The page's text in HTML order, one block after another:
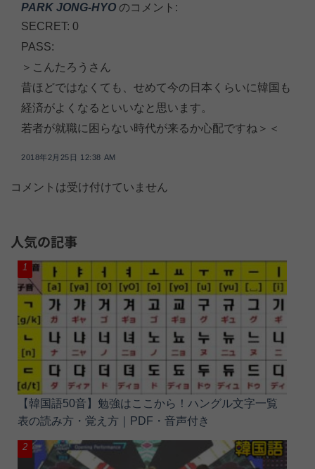
PARK JONG-HYO のコメント:
SECRET: 0
PASS:
＞こんたろうさん
昔ほどではなくても、せめて今の日本くらいに韓国も
経済がよくなるといいなと思います。
若者が就職に困らない時代が来るか心配ですね＞＜
2018年2月25日 12:38 AM
コメントは受け付けていません
人気の記事
【韓国語50音】勉強はここから！ハングル文字一覧
表の読み方・覚え方｜PDF・音声付き